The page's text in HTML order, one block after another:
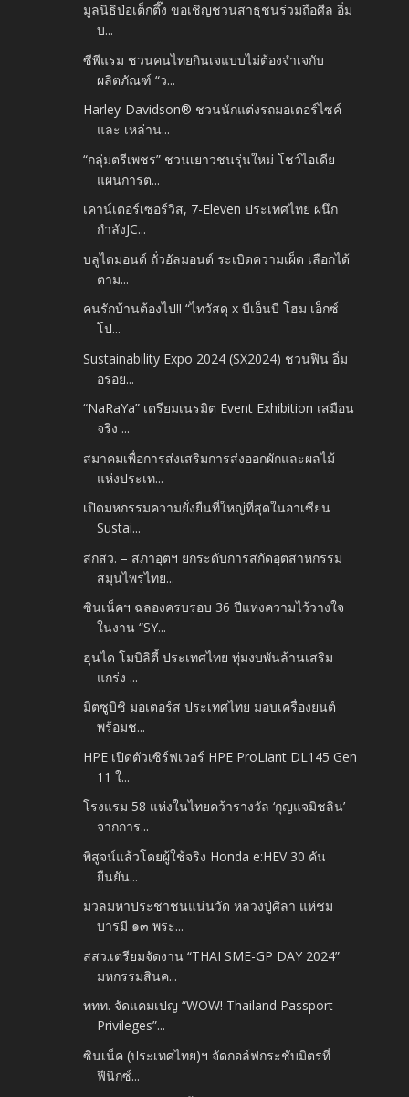
มูลนิธิป่อเต็กตึ๊ง ขอเชิญชวนสาธุชนร่วมถือศีล อิ่ม
บ...
ซีพีแรม ชวนคนไทยกินเจแบบไม่ต้องจำเจกับ
ผลิตภัณฑ์ “ว...
Harley-Davidson® ชวนนักแต่งรถมอเตอร์ไซค์
และ เหล่าน...
“กลุ่มตรีเพชร” ชวนเยาวชนรุ่นใหม่ โชว์ไอเดีย
แผนการต...
เคาน์เตอร์เซอร์วิส, 7-Eleven ประเทศไทย ผนึก
กำลังJC...
บลูไดมอนด์ ถั่วอัลมอนด์ ระเบิดความเผ็ด เลือกได้
ตาม...
คนรักบ้านต้องไป!! “ไทวัสดุ x บีเอ็นบี โฮม เอ็กซ์
โป...
Sustainability Expo 2024 (SX2024) ชวนฟิน อิ่ม
อร่อย...
“NaRaYa” เตรียมเนรมิต Event Exhibition เสมือน
จริง ...
สมาคมเพื่อการส่งเสริมการส่งออกผักและผลไม้
แห่งประเท...
เปิดมหกรรมความยั่งยืนที่ใหญ่ที่สุดในอาเซียน
Sustai...
สกสว. – สภาอุตฯ ยกระดับการสกัดอุตสาหกรรม
สมุนไพรไทย...
ซินเน็คฯ ฉลองครบรอบ 36 ปีแห่งความไว้วางใจ
ในงาน “SY...
ฮุนได โมบิลิตี้ ประเทศไทย ทุ่มงบพันล้านเสริม
แกร่ง ...
มิตซูบิชิ มอเตอร์ส ประเทศไทย มอบเครื่องยนต์
พร้อมช...
HPE เปิดตัวเซิร์ฟเวอร์ HPE ProLiant DL145 Gen
11 ใ...
โรงแรม 58 แห่งในไทยคว้ารางวัล ‘กุญแจมิชลิน’
จากการ...
พิสูจน์แล้วโดยผู้ใช้จริง Honda e:HEV 30 คัน
ยืนยัน...
มวลมหาประชาชนแน่นวัด หลวงปู่ศิลา แห่ชม
บารมี ๑๓ พระ...
สสว.เตรียมจัดงาน “THAI SME-GP DAY 2024”
มหกรรมสินค...
ททท. จัดแคมเปญ “WOW! Thailand Passport
Privileges”...
ซินเน็ค (ประเทศไทย)ฯ จัดกอล์ฟกระชับมิตรที่
ฟีนิกซ์...